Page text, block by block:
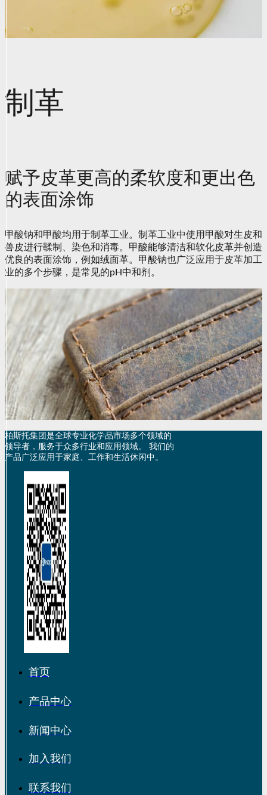
制革
赋予皮革更高的柔软度和更出色
的表面涂饰
甲酸钠和甲酸均用于制革工业。制革工业中使用甲酸对生皮和
兽皮进行鞣制、染色和消毒。甲酸能够清洁和软化皮革并创造
优良的表面涂饰，例如绒面革。甲酸钠也广泛应用于皮革加工
业的多个步骤，是常见的pH中和剂。
柏斯托集团是全球专业化学品市场多个领域的
领导者，服务于众多行业和应用领域。 我们的
产品广泛应用于家庭、工作和生活休闲中。
首页
产品中心
新闻中心
加入我们
联系我们